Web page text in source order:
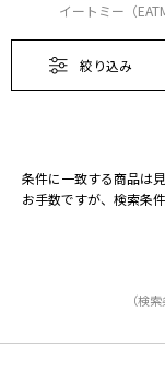
イートミー（
絞り込み
条件に一致する商品は
お手数ですが、検索条
（検